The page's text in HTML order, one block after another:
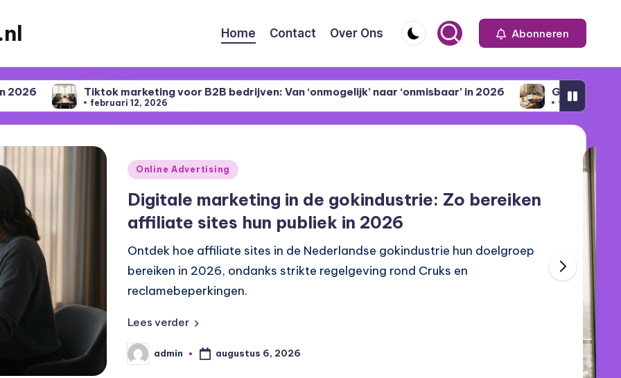
Home Contact Over Ons Abonneren
Tiktok marketing voor B2B bedrijven: Van ‘onmogelijk’ naar ‘onmisbaar’ in 2026
februari 12, 2026
Google Analytics 4: De
februari 12, 2026
Geplaatst
Online Advertising
Digitale marketing in de gokindustrie: Zo bereiken
affiliate sites hun publiek in 2026
Ontdek hoe affiliate sites in de Nederlandse gokindustrie hun doelgroep
bereiken in 2026, ondanks strikte regelgeving rond Cruks en
reclamebeperkingen.
Lees verder
Geplaatst
door
admin augustus 6, 2026